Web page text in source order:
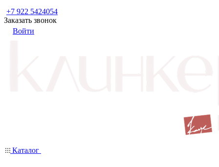
+7 922 5424054
Заказать звонок
Войти
Каталог